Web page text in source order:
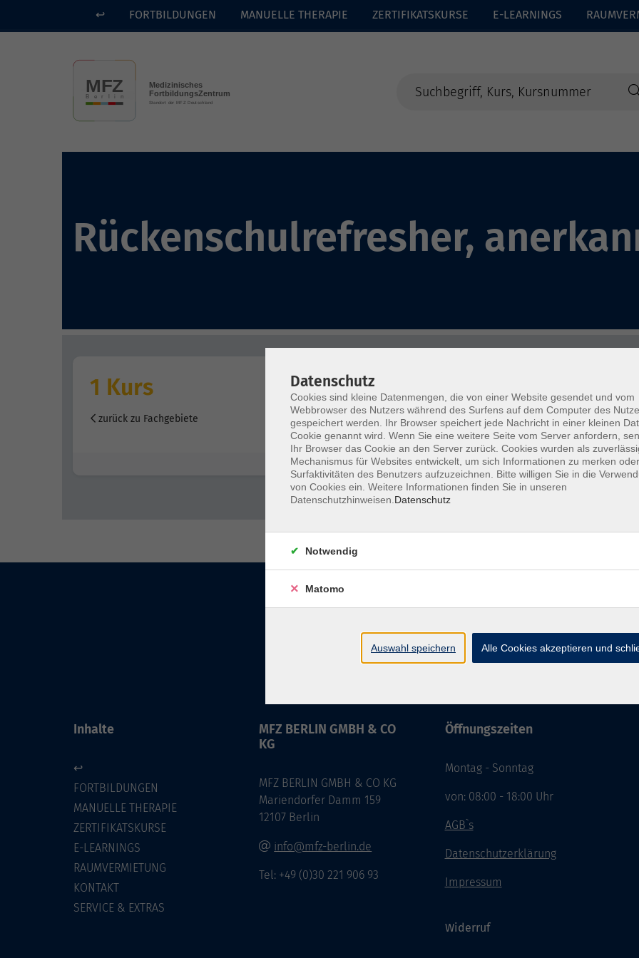
Skip to main content
↩ FORTBILDUNGEN MANUELLE THERAPIE ZERTIFIKATSKURSE E-LEARNINGS
Rückenschulrefresher,
1 Kurs
zurück zu Fachgebiete
nur buchbare nur beginnende
Tanz, Bewegung und Rhythmik für
Inhalte
↩
FORTBILDUNGEN
MANUELLE THERAPIE
ZERTIFIKATSKURSE
E-LEARNINGS
RAUMVERMIETUNG
KONTAKT
SERVICE & EXTRAS
MFZ BERLIN GMBH & CO
KG
MFZ BERLIN GMBH & CO KG
Mariendorfer Damm 159
12107 Berlin
info@mfz-berlin.de
Tel: +49 (0)30 221 906 93
Öffnungszeiten
Montag - Sonntag
von: 08:00 - 18:00 Uhr
AGB`s
Datenschutzerklärung
Impressum
Widerruf
Datenschutz
Cookies sind kleine Datenmengen, die von einer Website gesendet und vom
Webbrowser des Nutzers während des Surfens auf dem Computer des
gespeichert werden. Ihr Browser speichert jede Nachricht in einer kleinen
Cookie genannt wird. Wenn Sie eine weitere Seite vom Server anfordern,
Ihr Browser das Cookie an den Server zurück. Cookies wurden als
Mechanismus für Websites entwickelt, um sich Informationen zu merken
Surfaktivitäten des Benutzers aufzuzeichnen. Bitte willigen Sie in die
von Cookies ein. Weitere Informationen finden Sie in unseren
Datenschutzhinweisen. Datenschutz
Notwendig
Matomo
Auswahl speichern Alle Cookies akzeptieren und